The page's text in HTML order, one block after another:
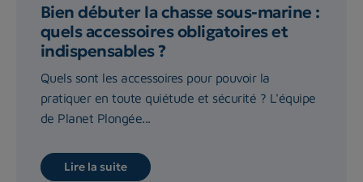
Bien débuter la chasse sous-marine :
quels accessoires obligatoires et
indispensables ?
Quels sont les accessoires pour pouvoir la
pratiquer en toute quiétude et sécurité ? L'équipe
de Planet Plongée...
Lire la suite